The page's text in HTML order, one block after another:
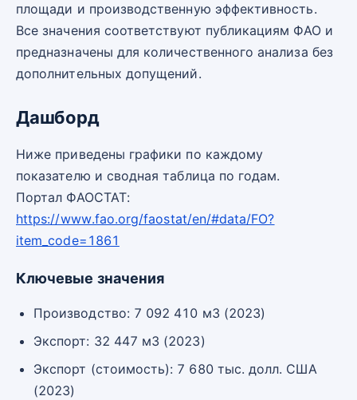
площади и производственную эффективность.
Все значения соответствуют публикациям ФАО и
предназначены для количественного анализа без
дополнительных допущений.
Дашборд
Ниже приведены графики по каждому
показателю и сводная таблица по годам.
Портал ФАОСТАТ:
https://www.fao.org/faostat/en/#data/FO?
item_code=1861
Ключевые значения
Производство: 7 092 410 м3 (2023)
Экспорт: 32 447 м3 (2023)
Экспорт (стоимость): 7 680 тыс. долл. США
(2023)